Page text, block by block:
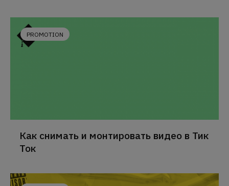
PROMOTION
Как снимать и монтировать видео в Тик
Ток